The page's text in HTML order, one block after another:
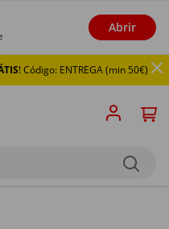
Abrir
! Código: ENTREGA (min 50€)